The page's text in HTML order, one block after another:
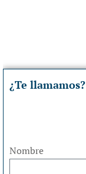
¿Te llamamos?
Nombre